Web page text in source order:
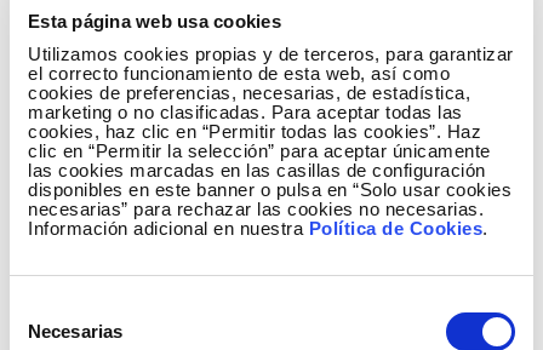
Esta página web usa cookies
Utilizamos cookies propias y de terceros, para garantizar
el correcto funcionamiento de esta web, así como
cookies de preferencias, necesarias, de estadística,
marketing o no clasificadas. Para aceptar todas las
cookies, haz clic en “Permitir todas las cookies”. Haz
clic en “Permitir la selección” para aceptar únicamente
las cookies marcadas en las casillas de configuración
disponibles en este banner o pulsa en “Solo usar cookies
necesarias” para rechazar las cookies no necesarias.
Información adicional en nuestra Política de Cookies.
Necesarias
www.redeia.com). Asimismo, cuando así lo
establezca una obligación legal, tus datos
podrían comunicarse a órganos de la
Administración Pública, organismos
judiciales o reguladores u otras entidades
privadas, como empresas auditoras.
Asimismo, otras sociedades (por ejemplo,
otras empresas de Redeia) pueden acceder
a tus datos para prestar un servicio a
ELEWIT. S.A., y bajo nuestras instrucciones.
datos fuera del Espacio Económico
que los mismos sean tratados por alguna